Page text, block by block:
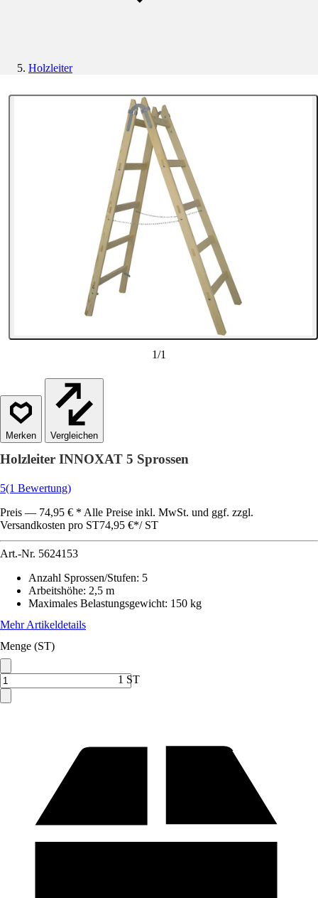
Holzleiter
1/1
Vergleichen
Holzleiter INNOXAT 5 Sprossen
5(1 Bewertung)
Preis — 74,95 € * Alle Preise inkl. MwSt. und ggf. zzgl.
Versandkosten pro ST74,95 €*/ ST
Art.-Nr. 5624153
Anzahl Sprossen/Stufen: 5
Arbeitshöhe: 2,5 m
Maximales Belastungsgewicht: 150 kg
Mehr Artikeldetails
Menge (ST)
1 ST